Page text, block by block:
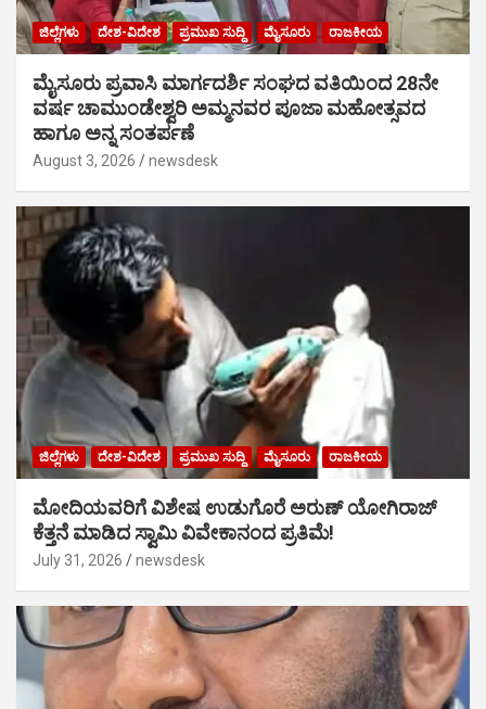
ಜಿಲ್ಲೆಗಳು ದೇಶ-ವಿದೇಶ ಪ್ರಮುಖ ಸುದ್ದಿ ಮೈಸೂರು ರಾಜಕೀಯ
ಮೈಸೂರು ಪ್ರವಾಸಿ ಮಾರ್ಗದರ್ಶಿ ಸಂಘದ ವತಿಯಿಂದ 28ನೇ
ವರ್ಷ ಚಾಮುಂಡೇಶ್ವರಿ ಅಮ್ಮನವರ ಪೂಜಾ ಮಹೋತ್ಸವದ
ಹಾಗೂ ಅನ್ನ ಸಂತರ್ಪಣೆ
August 3, 2026 newsdesk
ಜಿಲ್ಲೆಗಳು ದೇಶ-ವಿದೇಶ ಪ್ರಮುಖ ಸುದ್ದಿ ಮೈಸೂರು ರಾಜಕೀಯ
ಮೋದಿಯವರಿಗೆ ವಿಶೇಷ ಉಡುಗೊರೆ ಅರುಣ್ ಯೋಗಿರಾಜ್
ಕೆತ್ತನೆ ಮಾಡಿದ ಸ್ವಾಮಿ ವಿವೇಕಾನಂದ ಪ್ರತಿಮೆ!
July 31, 2026 newsdesk